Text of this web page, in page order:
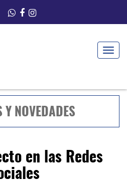
Toggle
Y NOVEDADES
en las Redes